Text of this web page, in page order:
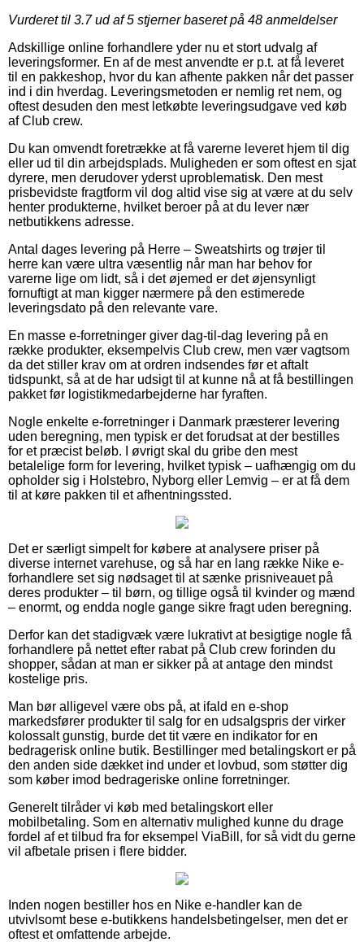
Vurderet til 3.7ud af 5 stjerner baseret på 48 anmeldelser
Adskillige online forhandlere yder nu et stort udvalg af
leveringsformer. En af de mest anvendte er p.t. at få leveret
til en pakkeshop, hvor du kan afhente pakken når det passer
ind i din hverdag. Leveringsmetoden er nemlig ret nem, og
oftest desuden den mest letkøbte leveringsudgave ved køb
af Club crew.
Du kan omvendt foretrække at få varerne leveret hjem til dig
eller ud til din arbejdsplads. Muligheden er som oftest en sjat
dyrere, men derudover yderst uproblematisk. Den mest
prisbevidste fragtform vil dog altid vise sig at være at du selv
henter produkterne, hvilket beroer på at du lever nær
netbutikkens adresse.
Antal dages levering på Herre – Sweatshirts og trøjer til
herre kan være ultra væsentlig når man har behov for
varerne lige om lidt, så i det øjemed er det øjensynligt
fornuftigt at man kigger nærmere på den estimerede
leveringsdato på den relevante vare.
En masse e-forretninger giver dag-til-dag levering på en
række produkter, eksempelvis Club crew, men vær vagtsom
da det stiller krav om at ordren indsendes før et aftalt
tidspunkt, så at de har udsigt til at kunne nå at få bestillingen
pakket før logistikmedarbejderne har fyraften.
Nogle enkelte e-forretninger i Danmark præsterer levering
uden beregning, men typisk er det forudsat at der bestilles
for et præcist beløb. I øvrigt skal du gribe den mest
betalelige form for levering, hvilket typisk – uafhængig om du
opholder sig i Holstebro, Nyborg eller Lemvig – er at få dem
til at køre pakken til et afhentningssted.
Det er særligt simpelt for købere at analysere priser på
diverse internet varehuse, og så har en lang række Nike e-
forhandlere set sig nødsaget til at sænke prisniveauet på
deres produkter – til børn, og tillige også til kvinder og mænd
– enormt, og endda nogle gange sikre fragt uden beregning.
Derfor kan det stadigvæk være lukrativt at besigtige nogle få
forhandlere på nettet efter rabat på Club crew forinden du
shopper, sådan at man er sikker på at antage den mindst
kostelige pris.
Man bør alligevel være obs på, at ifald en e-shop
markedsfører produkter til salg for en udsalgspris der virker
kolossalt gunstig, burde det tit være en indikator for en
bedragerisk online butik. Bestillinger med betalingskort er på
den anden side dækket ind under et lovbud, som støtter dig
som køber imod bedrageriske online forretninger.
Generelt tilråder vi køb med betalingskort eller
mobilbetaling. Som en alternativ mulighed kunne du drage
fordel af et tilbud fra for eksempel ViaBill, for så vidt du gerne
vil afbetale prisen i flere bidder.
Inden nogen bestiller hos en Nike e-handler kan de
utvivlsomt bese e-butikkens handelsbetingelser, men det er
oftest et omfattende arbejde.